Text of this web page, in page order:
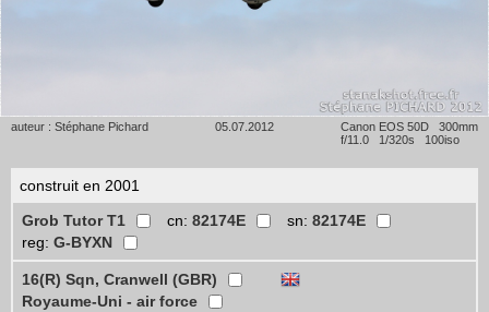
auteur : Stéphane Pichard 05.07.2012
Canon EOS 50D 300mm
f/11.0 1/320s 100iso
construit en 2001
Grob Tutor T1
cn: 82174E sn: 82174E
reg: G-BYXN
16(R) Sqn, Cranwell (GBR)
Royaume-Uni - air force